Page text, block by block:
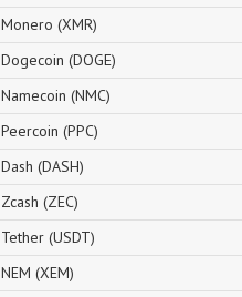
Monero (XMR)
Dogecoin (DOGE)
Namecoin (NMC)
Peercoin (PPC)
Dash (DASH)
Zcash (ZEC)
Tether (USDT)
NEM (XEM)